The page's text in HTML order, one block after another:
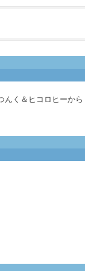
く＆ヒコロヒーから